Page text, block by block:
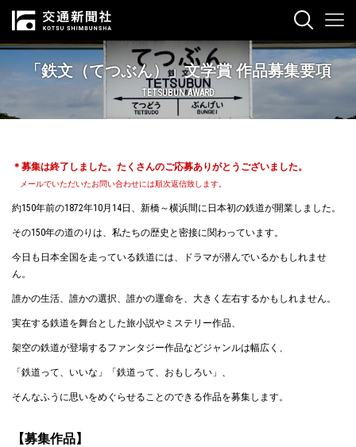
「鉄文（てつぶん）」文学賞 作品募集要項
TETSUBUN AWARD
＊募集は終了しました。たくさんのご応募ありがとうございました。
メールでいただいたお問い合わせには順次返信致します。
約150年前の1872年10月14日、新橋～横浜間に日本初の鉄道が開業しました。
その150年の道のりは、私たちの歴史と密接に関わっています。
今日も日本全国を走っている鉄道には、ドラマが潜んでいるかもしれませ
ん。
誰かの生活、誰かの選択、誰かの運命を、大きく左右するかもしれません。
実在する鉄道を舞台とした旅小説やミステリー作品、
架空の鉄道が登場するファンタジー作品などジャンルは幅広く、
「鉄道って、いいな」「鉄道って、おもしろい」、
そんなふうに思いをめぐらせることのできる作品を募集します。
【募集作品】